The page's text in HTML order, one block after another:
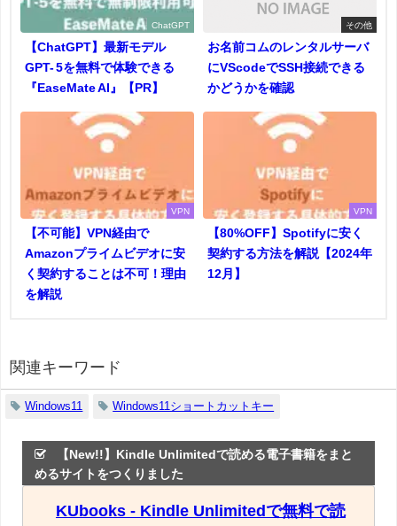
ChatGPT
【ChatGPT】最新モデル
GPT- 5を無料で体験できる
『EaseMate AI』【PR】
その他
お名前コムのレンタルサーバ
にVScodeでSSH接続できる
かどうかを確認
VPN
【不可能】VPN経由で
Amazonプライムビデオに安
く契約することは不可！理由
を解説
VPN
【80%OFF】Spotifyに安く
契約する方法を解説【2024年
12月】
関連キーワード
Windows11 Windows11ショートカットキー
【New!!】Kindle Unlimitedで読める電子書籍をまと
めるサイトをつくりました
KUbooks - Kindle Unlimitedで無料で読